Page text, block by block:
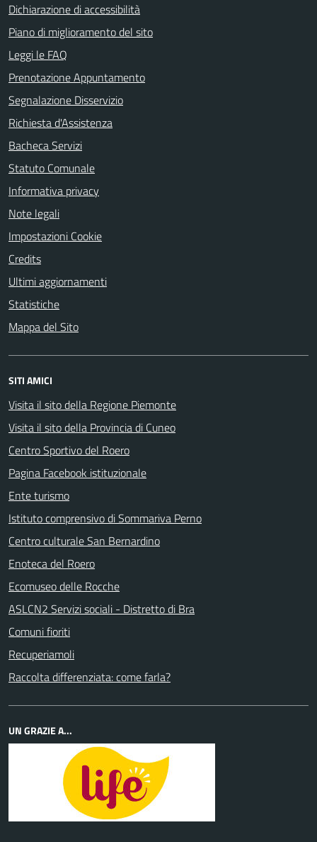
Dichiarazione di accessibilità
Piano di miglioramento del sito
Leggi le FAQ
Prenotazione Appuntamento
Segnalazione Disservizio
Richiesta d'Assistenza
Bacheca Servizi
Statuto Comunale
Informativa privacy
Note legali
Impostazioni Cookie
Credits
Ultimi aggiornamenti
Statistiche
Mappa del Sito
SITI AMICI
Visita il sito della Regione Piemonte
Visita il sito della Provincia di Cuneo
Centro Sportivo del Roero
Pagina Facebook istituzionale
Ente turismo
Istituto comprensivo di Sommariva Perno
Centro culturale San Bernardino
Enoteca del Roero
Ecomuseo delle Rocche
ASLCN2 Servizi sociali - Distretto di Bra
Comuni fioriti
Recuperiamoli
Raccolta differenziata: come farla?
UN GRAZIE A...